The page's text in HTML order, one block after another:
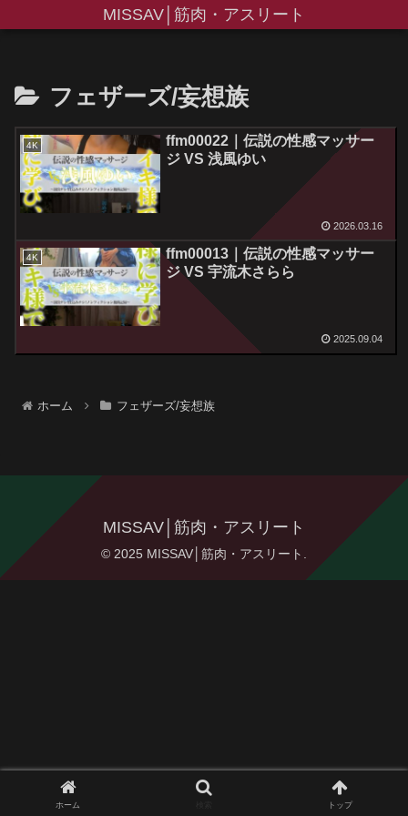
MISSAV│筋肉・アスリート
フェザーズ/妄想族
4K
ffm00022｜伝説の性感マッサー
ジ VS 浅風ゆい
2026.03.16
4K
ffm00013｜伝説の性感マッサー
ジ VS 宇流木さらら
2025.09.04
ホーム フェザーズ/妄想族
MISSAV│筋肉・アスリート
© 2025 MISSAV│筋肉・アスリート.
ホーム トップ